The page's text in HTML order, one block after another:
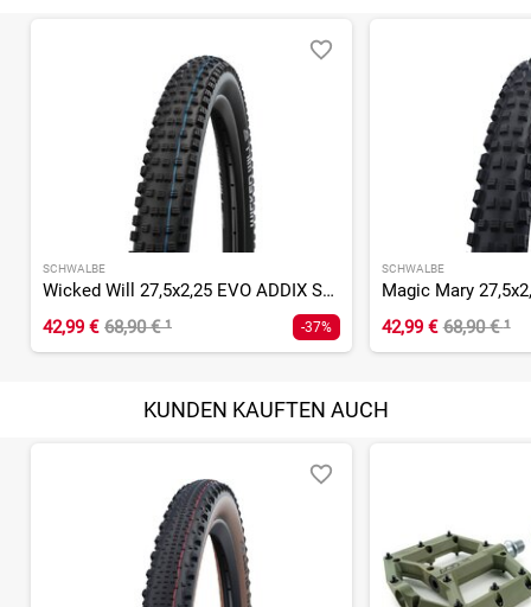
SCHWALBE
Wicked Will 27,5x2,25 EVO ADDIX SpeedGrip SnakeSkin Super Gr
42,99 € 68,90 €¹ -37%
SCHWALBE
42,99 € 68,90 €¹
KUNDEN KAUFTEN AUCH